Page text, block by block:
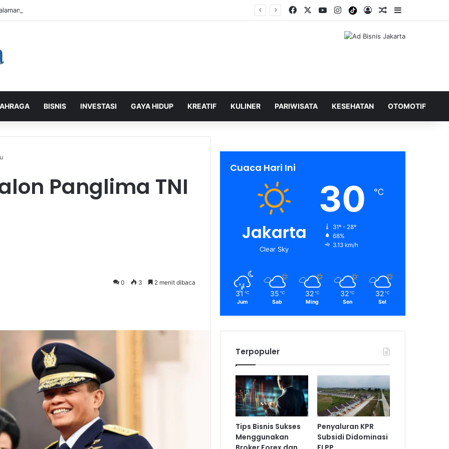
Pelanggan, PLN Icon Plus Sabet Tiga Penghargaan CCW 2026 Facebook YouTubeInstagramTiktokLog InShuffle Berita
BISNIS INVESTASI GAYA HIDUP KREATIF KULINER PARIWISATA KESEHATAN OTOMOTIF
Panglima TNI
0 3 2 menit dibaca
Cuaca Hari Ini
Jakarta
Clear Sky
30 ℃
31º - 28º
68%
3.13 km/h
31 ℃
Jum
35 ℃
Sab
32 ℃
Ming
32 ℃
Sen
32 ℃
Sel
Terpopuler
Tips Bisnis Sukses
Menggunakan
Penyaluran KPR
Subsidi Didominasi